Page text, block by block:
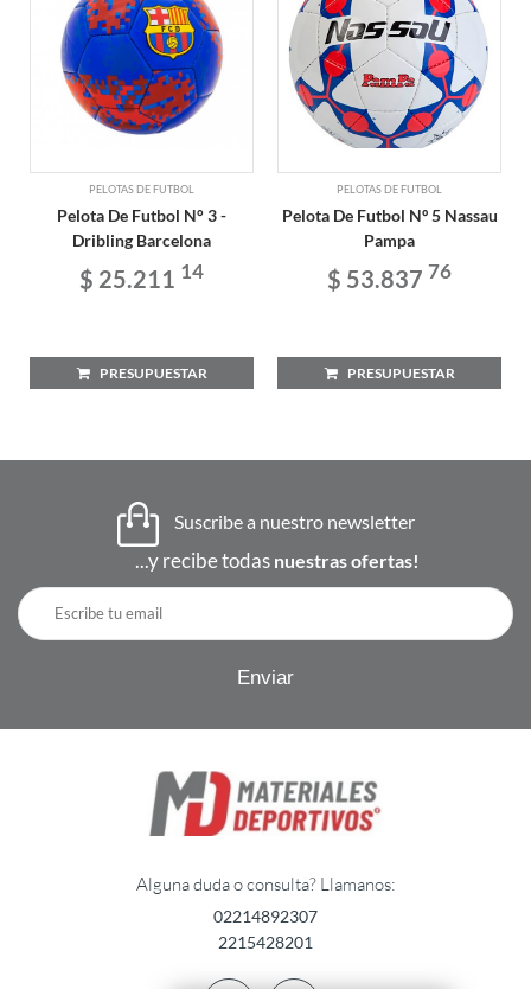
PELOTAS DE FUTBOL
Pelota De Futbol N° 3 -
Dribling Barcelona
$ 25.211 14
PRESUPUESTAR
PELOTAS DE FUTBOL
Pelota De Futbol Nº 5 Nassau
Pampa
$ 53.837 76
PRESUPUESTAR
Suscribe a nuestro newsletter
...y recibe todas nuestras ofertas!
Alguna duda o consulta? Llamanos:
02214892307
2215428201